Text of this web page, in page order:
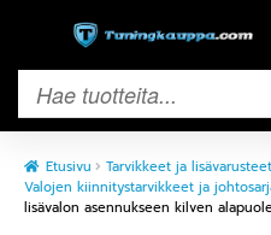
Etusivu Tarvikkeet ja lisävarusteet
Valojen kiinnitystarvikkeet ja
lisävalon asennukseen kilven